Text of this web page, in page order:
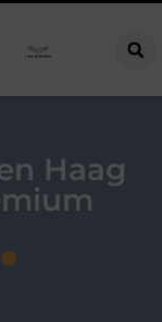
Haag